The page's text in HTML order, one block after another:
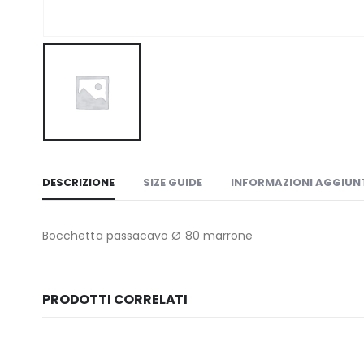
DESCRIZIONE SIZE GUIDE INFORMAZIONI
Bocchetta passacavo Ø 80 marrone
PRODOTTI CORRELATI